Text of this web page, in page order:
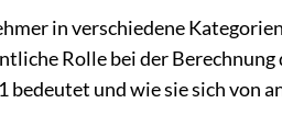
in verschiedene
Rolle bei der
und wie sie sich von